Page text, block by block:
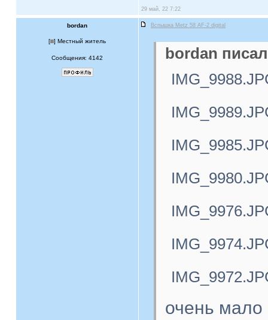
29 май, 22 7:22
bordan Вспышка Metz 58 AF-2 digital
[ ] Местный житель
Сообщения: 4142
bordan
очень мало